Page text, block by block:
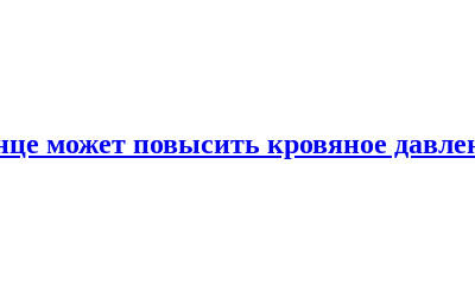
может повысить кровяное